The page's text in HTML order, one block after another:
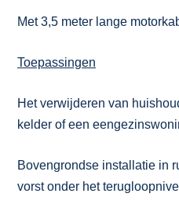
Met 3,5 meter lange
Toepassingen
Het verwijderen van
kelder of een
Bovengrondse installatie in
vorst onder het